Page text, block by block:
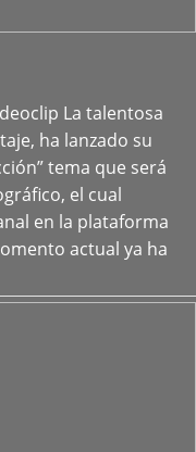
La talentosa
ha lanzado su
tema que será
el cual
en la plataforma
actual ya ha